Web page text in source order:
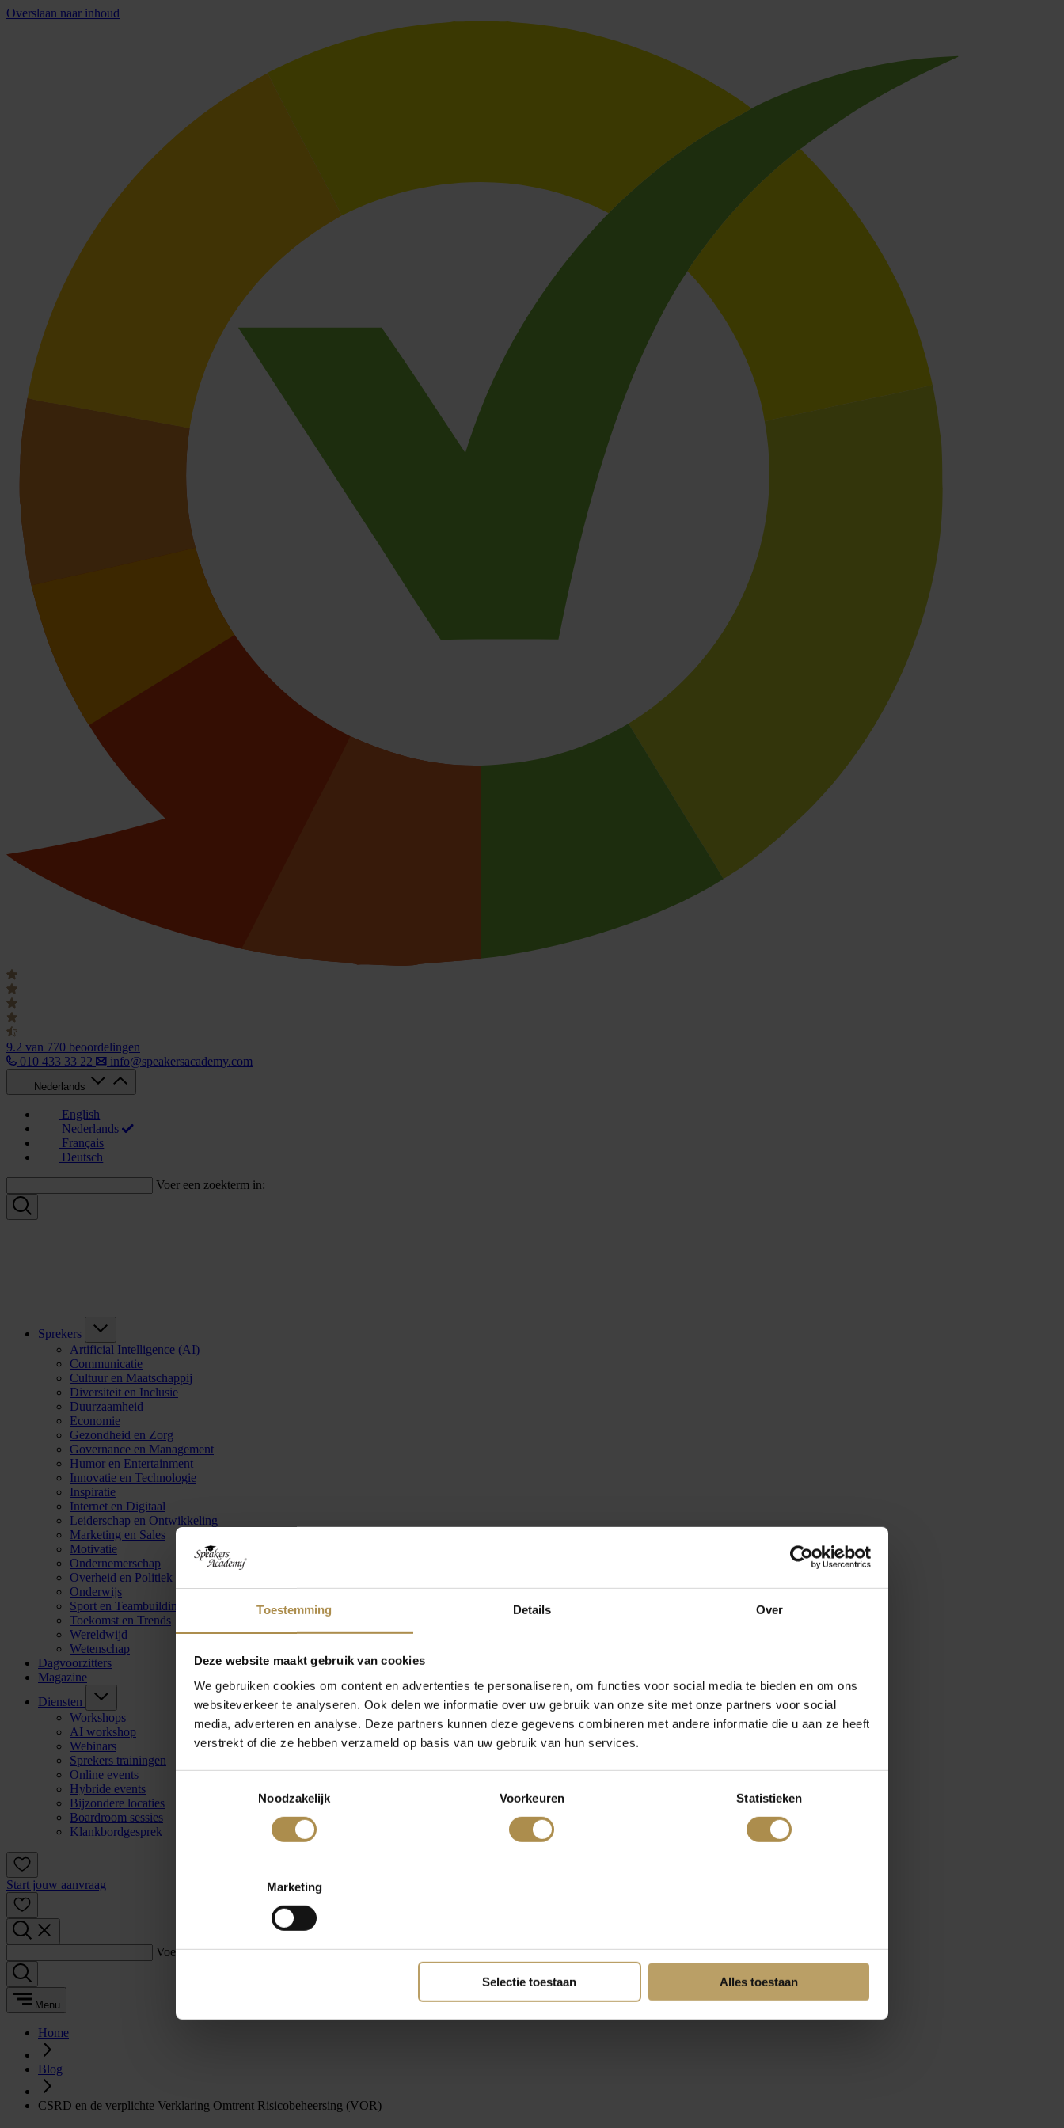
Toestemming Details Over
Deze website maakt gebruik van cookies
We gebruiken cookies om content en advertenties te personaliseren, om functies voor social media te bieden en om ons
websiteverkeer te analyseren. Ook delen we informatie over uw gebruik van onze site met onze partners voor social
media, adverteren en analyse. Deze partners kunnen deze gegevens combineren met andere informatie die u aan ze heeft
verstrekt of die ze hebben verzameld op basis van uw gebruik van hun services.
Noodzakelijk
Voorkeuren Statistieken
Marketing
Selectie toestaan Alles toestaan
Overslaan naar inhoud
9.2 van 770 beoordelingen
010 433 33 22
info@speakersacademy.com
Nederlands
English
Nederlands
Français
Deutsch
Voer een zoekterm in:
Sprekers
Artificial Intelligence (AI)
Communicatie
Cultuur en Maatschappij
Diversiteit en Inclusie
Duurzaamheid
Economie
Gezondheid en Zorg
Governance en Management
Humor en Entertainment
Innovatie en Technologie
Inspiratie
Internet en Digitaal
Leiderschap en Ontwikkeling
Marketing en Sales
Motivatie
Ondernemerschap
Overheid en Politiek
Onderwijs
Sport en Teambuilding
Toekomst en Trends
Wereldwijd
Wetenschap
Dagvoorzitters
Magazine
Diensten
Workshops
AI workshop
Webinars
Sprekers trainingen
Online events
Hybride events
Bijzondere locaties
Boardroom sessies
Klankbordgesprek
Start jouw aanvraag
Voer een zoekterm in:
Menu
Home
Blog
CSRD en de verplichte Verklaring Omtrent Risicobeheersing (VOR)